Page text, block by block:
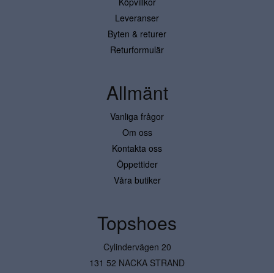
Leveranser
Byten & returer
Returformulär
Allmänt
Vanliga frågor
Om oss
Kontakta oss
Öppettider
Våra butiker
Topshoes
Cylindervägen 20
131 52 NACKA STRAND